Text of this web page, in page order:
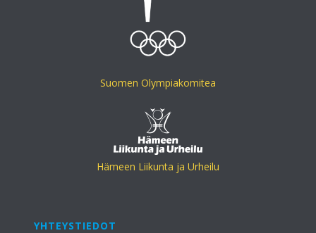
Suomen Olympiakomitea
Hämeen Liikunta ja Urheilu
YHTEYSTIEDOT